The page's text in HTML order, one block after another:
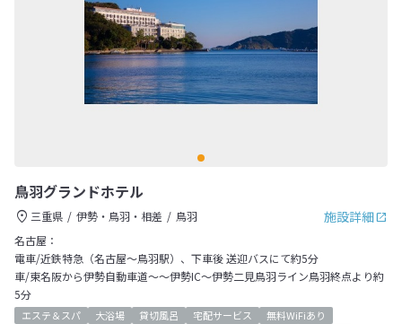
鳥羽グランドホテル
施設詳細
三重県 伊勢・鳥羽・相差
鳥羽
名古屋：
電車/近鉄特急（名古屋～鳥羽駅）、下車後 送迎バスにて約5分
車/東名阪から伊勢自動車道～～伊勢IC～伊勢二見鳥羽ライン鳥羽終点より約
5分
エステ＆スパ 大浴場 貸切風呂 宅配サービス
無料WiFiあり